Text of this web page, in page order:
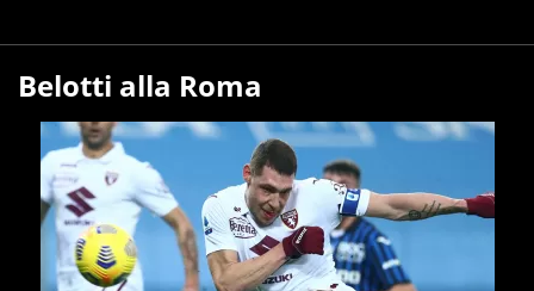
Belotti alla Roma